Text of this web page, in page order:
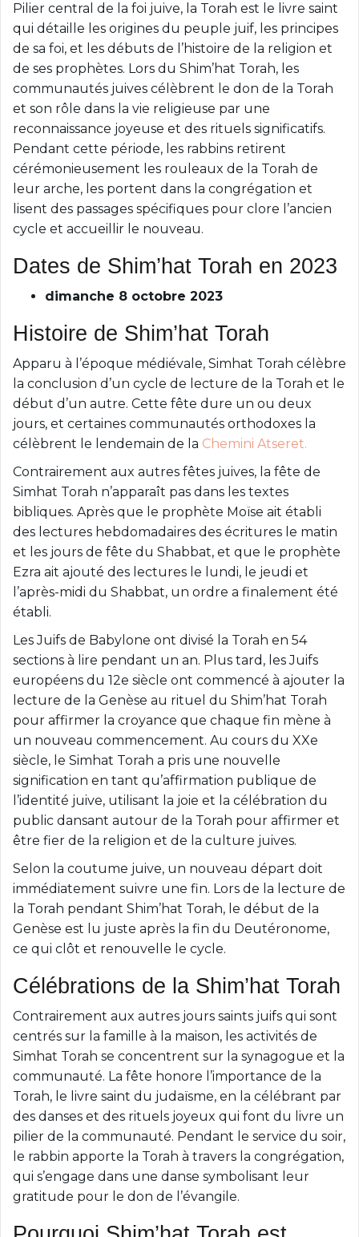
Pilier central de la foi juive, la Torah est le livre saint
qui détaille les origines du peuple juif, les principes
de sa foi, et les débuts de l’histoire de la religion et
de ses prophètes. Lors du Shim’hat Torah, les
communautés juives célèbrent le don de la Torah
et son rôle dans la vie religieuse par une
reconnaissance joyeuse et des rituels significatifs.
Pendant cette période, les rabbins retirent
cérémonieusement les rouleaux de la Torah de
leur arche, les portent dans la congrégation et
lisent des passages spécifiques pour clore l’ancien
cycle et accueillir le nouveau.
Dates de Shim’hat Torah en 2023
dimanche 8 octobre 2023
Histoire de Shim’hat Torah
Apparu à l’époque médiévale, Simhat Torah célèbre
la conclusion d’un cycle de lecture de la Torah et le
début d’un autre. Cette fête dure un ou deux
jours, et certaines communautés orthodoxes la
célèbrent le lendemain de la Chemini Atseret.
Contrairement aux autres fêtes juives, la fête de
Simhat Torah n’apparaît pas dans les textes
bibliques. Après que le prophète Moïse ait établi
des lectures hebdomadaires des écritures le matin
et les jours de fête du Shabbat, et que le prophète
Ezra ait ajouté des lectures le lundi, le jeudi et
l’après-midi du Shabbat, un ordre a finalement été
établi.
Les Juifs de Babylone ont divisé la Torah en 54
sections à lire pendant un an. Plus tard, les Juifs
européens du 12e siècle ont commencé à ajouter la
lecture de la Genèse au rituel du Shim’hat Torah
pour affirmer la croyance que chaque fin mène à
un nouveau commencement. Au cours du XXe
siècle, le Simhat Torah a pris une nouvelle
signification en tant qu’affirmation publique de
l’identité juive, utilisant la joie et la célébration du
public dansant autour de la Torah pour affirmer et
être fier de la religion et de la culture juives.
Selon la coutume juive, un nouveau départ doit
immédiatement suivre une fin. Lors de la lecture de
la Torah pendant Shim’hat Torah, le début de la
Genèse est lu juste après la fin du Deutéronome,
ce qui clôt et renouvelle le cycle.
Célébrations de la Shim’hat Torah
Contrairement aux autres jours saints juifs qui sont
centrés sur la famille à la maison, les activités de
Simhat Torah se concentrent sur la synagogue et la
communauté. La fête honore l’importance de la
Torah, le livre saint du judaïsme, en la célébrant par
des danses et des rituels joyeux qui font du livre un
pilier de la communauté. Pendant le service du soir,
le rabbin apporte la Torah à travers la congrégation,
qui s’engage dans une danse symbolisant leur
gratitude pour le don de l’évangile.